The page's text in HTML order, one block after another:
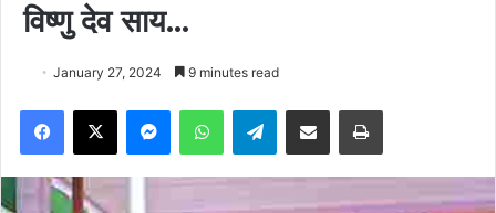
विष्णु देव साय…
January 27, 2024 9 minutes read
Facebook
X MessengerWhatsAppTelegramShare via Email Print